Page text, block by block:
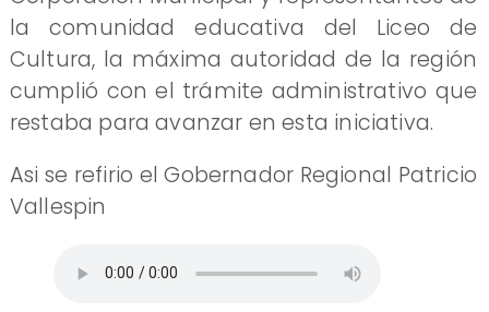
la comunidad educativa del Liceo de
Cultura, la máxima autoridad de la región
cumplió con el trámite administrativo que
restaba para avanzar en esta iniciativa.
Asi se refirio el Gobernador Regional Patricio
Vallespin